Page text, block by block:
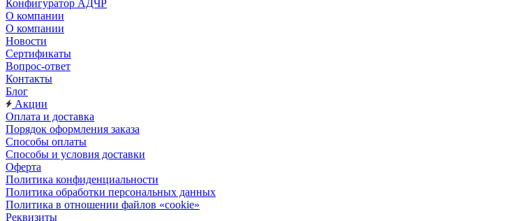
Конфигуратор АДЧР
О компании
О компании
Новости
Сертификаты
Вопрос-ответ
Контакты
Блог
Акции
Оплата и доставка
Порядок оформления заказа
Способы оплаты
Способы и условия доставки
Оферта
Политика конфиденциальности
Политика обработки персональных данных
Политика в отношении файлов «cookie»
Реквизиты